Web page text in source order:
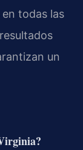
todas las
un